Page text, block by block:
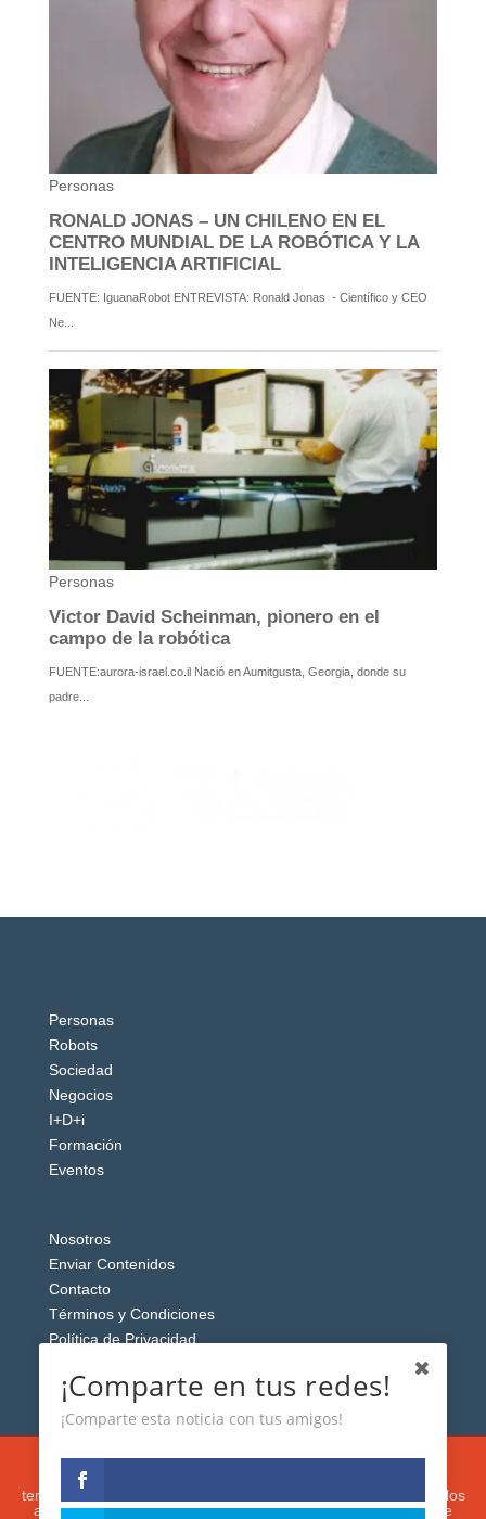
Personas
Robots
Sociedad
Negocios
I+D+i
Formación
Eventos
Nosotros
Enviar Contenidos
Contacto
Términos y Condiciones
Política de Privacidad
Esta web usa cookies analíticas y publicitarias (propias y de
terceros) para analizar el tráfico y personalizar el contenido y los
anuncios que le mostremos de acuerdo con su navegación e
¡Comparte en tus redes!
¡Comparte esta noticia con tus amigos!